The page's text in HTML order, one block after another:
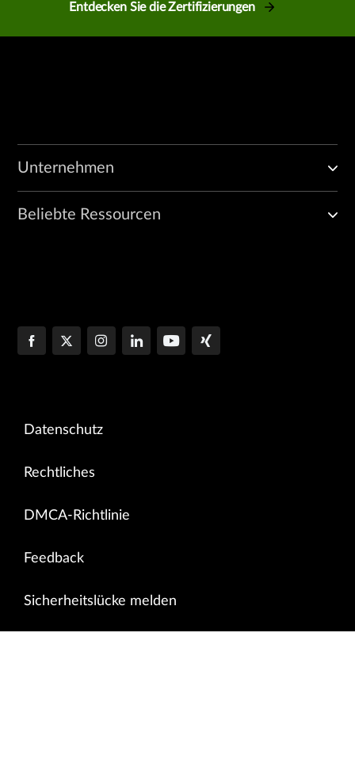
Entdecken Sie die Zertifizierungen
Unternehmen
Beliebte Ressourcen
Datenschutz
Rechtliches
DMCA-Richtlinie
Feedback
Sicherheitslücke melden